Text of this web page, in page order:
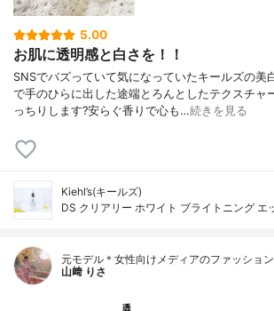
5.00
お肌に透明感と白さを！！
SNSでバズっていて気になっていたキールズの美
で手のひらに出した途端とろんとしたテクスチャ
っちりします?安らぐ香りで心も…続きを見る
Kiehl’s(キールズ)
DS クリアリー ホワイト ブライトニング エ
元モデル＊女性向けメディアのファッショ
山﨑 りさ